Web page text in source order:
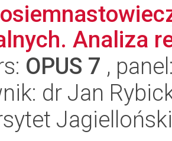
Analiza
OPUS 7 ,
dr Jan